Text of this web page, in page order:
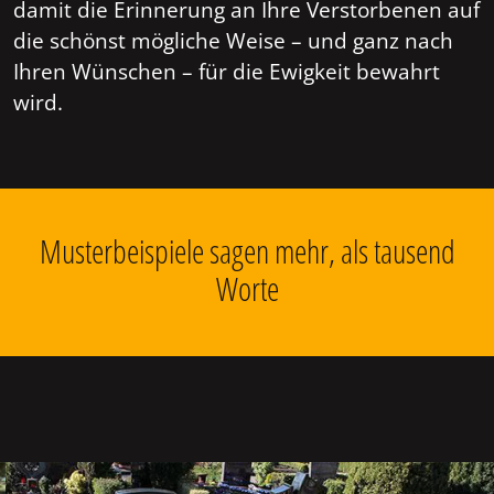
damit die Erinnerung an Ihre Verstorbenen auf
die schönst mögliche Weise – und ganz nach
Ihren Wünschen – für die Ewigkeit bewahrt
wird.
Musterbeispiele sagen mehr, als tausend
Worte